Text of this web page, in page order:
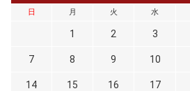
日 月 火 水
1 2 3
7 8 9 10
14 15 16 17